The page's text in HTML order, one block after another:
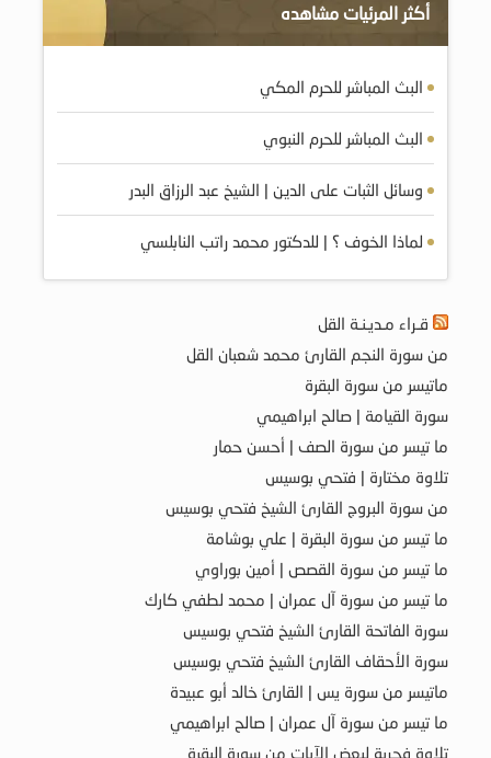
أكثر المرئيات مشاهده
البث المباشر للحرم المكي
البث المباشر للحرم النبوي
وسائل الثبات على الدين | الشيخ عبد الرزاق البدر
لماذا الخوف ؟ | للدكتور محمد راتب النابلسي
قـراء مـديـنـة القل
من سورة النجم القارئ محمد شعبان القل
ماتيسر من سورة البقرة
سورة القيامة | صالح ابراهيمي
ما تيسر من سورة الصف | أحسن حمار
تلاوة مختارة | فتحي بوسيس
من سورة البروج القارئ الشيخ فتحي بوسيس
ما تيسر من سورة البقرة | علي بوشامة
ما تيسر من سورة القصص | أمين بوراوي
ما تيسر من سورة آل عمران | محمد لطفي كارك
سورة الفاتحة القارئ الشيخ فتحي بوسيس
سورة الأحقاف القارئ الشيخ فتحي بوسيس
ماتيسر من سورة يس | القارئ خالد أبو عبيدة
ما تيسر من سورة آل عمران | صالح ابراهيمي
تلاوة فجرية لبعض الآيات من سورة البقرة